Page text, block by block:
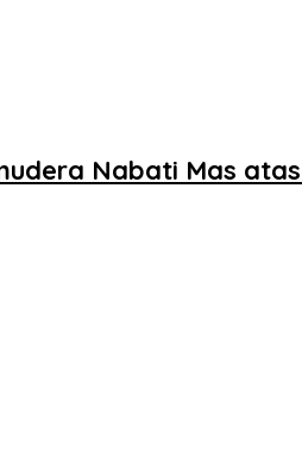
Nabati Mas